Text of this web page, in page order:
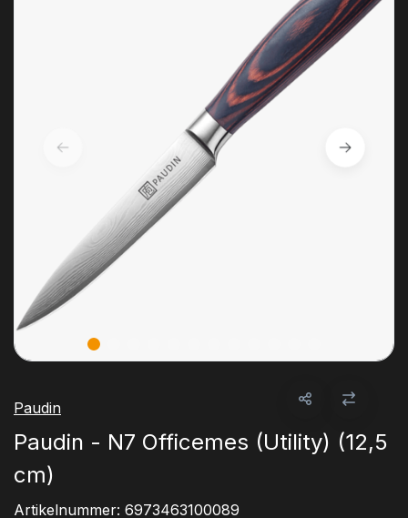
Paudin
Paudin - N7 Officemes (Utility) (12,5
cm)
Artikelnummer: 6973463100089